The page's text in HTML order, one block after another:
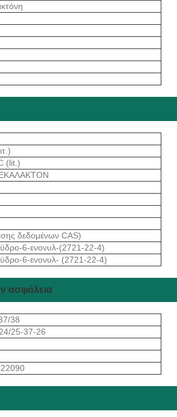
(lit.)
δεδομένων CAS)
6-ενονυλ-(2721-22-4)
6-ενονυλ- (2721-22-4)
ασφάλεια
38
25-37-26